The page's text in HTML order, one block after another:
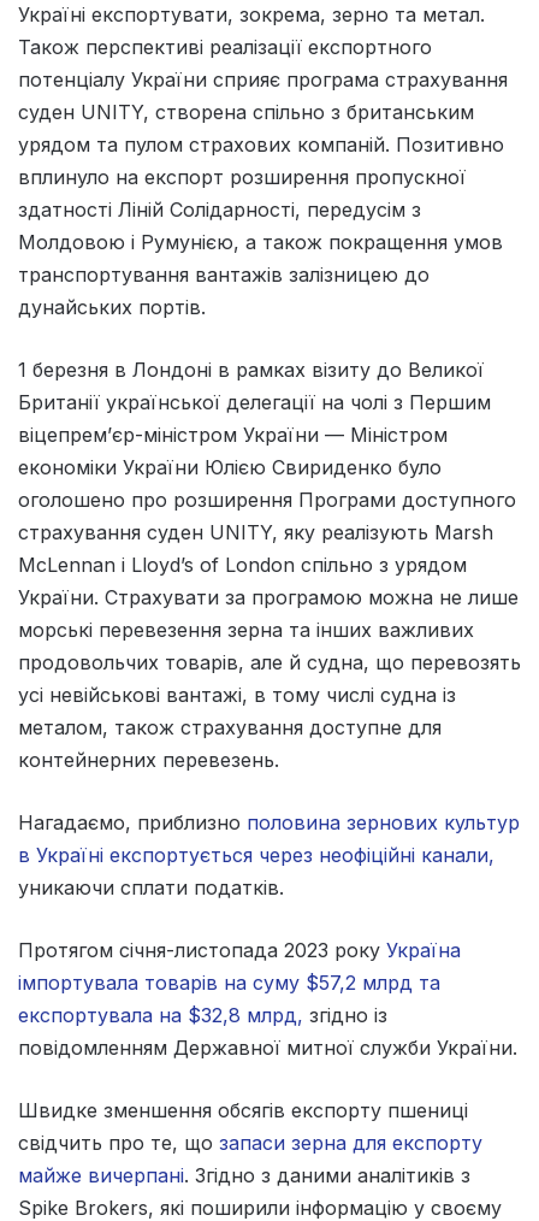
Україні експортувати, зокрема, зерно та метал.
Також перспективі реалізації експортного
потенціалу України сприяє програма страхування
суден UNITY, створена спільно з британським
урядом та пулом страхових компаній. Позитивно
вплинуло на експорт розширення пропускної
здатності Ліній Солідарності, передусім з
Молдовою і Румунією, а також покращення умов
транспортування вантажів залізницею до
дунайських портів.
1 березня в Лондоні в рамках візиту до Великої
Британії української делегації на чолі з Першим
віцепрем’єр-міністром України — Міністром
економіки України Юлією Свириденко було
оголошено про розширення Програми доступного
страхування суден UNITY, яку реалізують Marsh
McLennan і Lloyd’s of London спільно з урядом
України. Страхувати за програмою можна не лише
морські перевезення зерна та інших важливих
продовольчих товарів, але й судна, що перевозять
усі невійськові вантажі, в тому числі судна із
металом, також страхування доступне для
контейнерних перевезень.
Нагадаємо, приблизно половина зернових культур
в Україні експортується через неофіційні канали,
уникаючи сплати податків.
Протягом січня-листопада 2023 року Україна
імпортувала товарів на суму $57,2 млрд та
експортувала на $32,8 млрд, згідно із
повідомленням Державної митної служби України.
Швидке зменшення обсягів експорту пшениці
свідчить про те, що запаси зерна для експорту
майже вичерпані. Згідно з даними аналітиків з
Spike Brokers, які поширили інформацію у своєму